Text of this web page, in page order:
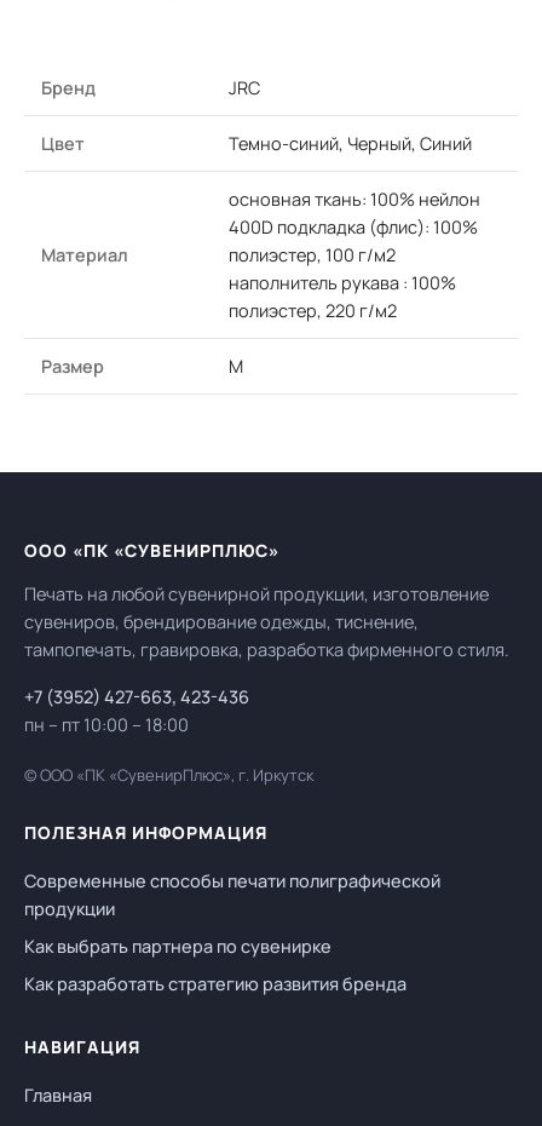
Бренд JRC
Цвет Темно-синий, Черный, Синий
Материал
основная ткань: 100% нейлон
400D подкладка (флис): 100%
полиэстер, 100 г/м2
наполнитель рукава : 100%
полиэстер, 220 г/м2
Размер M
ООО «ПК «СУВЕНИРПЛЮС»
Печать на любой сувенирной продукции, изготовление
сувениров, брендирование одежды, тиснение,
тампопечать, гравировка, разработка фирменного стиля.
+7 (3952) 427-663, 423-436
пн – пт 10:00 – 18:00
© ООО «ПК «СувенирПлюс», г. Иркутск
ПОЛЕЗНАЯ ИНФОРМАЦИЯ
Современные способы печати полиграфической
продукции
Как выбрать партнера по сувенирке
Как разработать стратегию развития бренда
НАВИГАЦИЯ
Главная